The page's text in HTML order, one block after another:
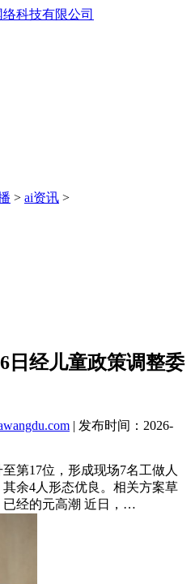
> ai资讯 >
日经儿童政策调整委
| 发布时间：2026-
17位，形成现场7名工做人
余4人形态优良。相关方案草
已经的元高潮 近日，…